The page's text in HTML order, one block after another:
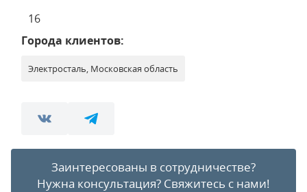
16
Города клиентов:
Электросталь, Московская область
Заинтересованы в сотрудничестве?
Нужна консультация? Свяжитесь с нами!